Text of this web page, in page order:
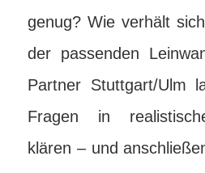
genug? Wie verhält
der passenden
Partner Stuttgart/Ulm
Fragen in
klären – und